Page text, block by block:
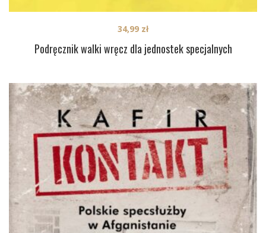
Podręcznik walki wręcz dla jednostek specjalnych
34,99 zł